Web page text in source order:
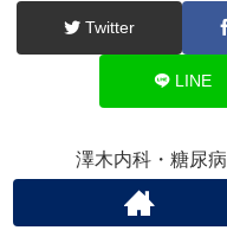
Twitter
LINE
澤木内科・糖尿